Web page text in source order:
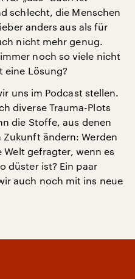
schlecht, die Menschen
anders aus als für
nicht mehr genug.
noch so viele nicht
eine Lösung?
uns im Podcast stellen.
diverse Trauma-Plots
die Stoffe, aus denen
ändern: Werden
gefragter, wenn es
düster ist? Ein paar
auch noch mit ins neue